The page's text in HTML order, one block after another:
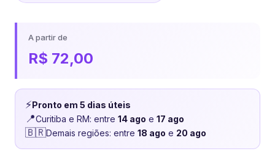
A partir de
R$ 72,00
⚡Pronto em 5 dias úteis
📍Curitiba e RM: entre 14 ago e 17 ago
🇧🇷Demais regiões: entre 18 ago e 20 ago